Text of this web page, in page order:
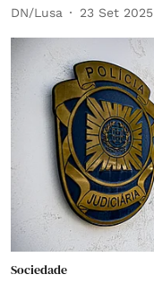
DN/Lusa 23 Set 2025
Sociedade